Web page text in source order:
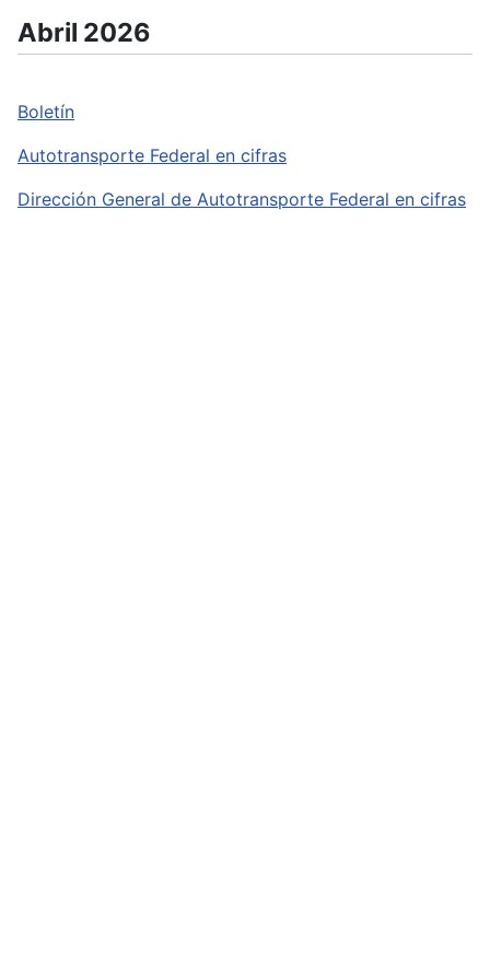
Abril 2026
Boletín
Autotransporte Federal en cifras
Dirección General de Autotransporte Federal en cifras